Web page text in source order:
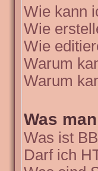
Wie kann
Wie
Wie
Warum
Warum
Was
Was ist
Darf ich